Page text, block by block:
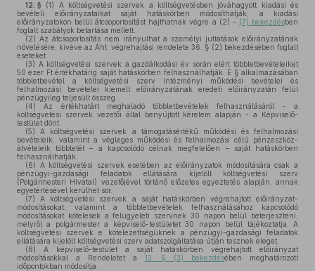
12. § (1)
A költségvetési szervek a költségvetésben jóváhagyott kiadási és
bevételi előirányzataikat saját hatáskörben módosíthatják, a kiadási
előirányzatokon belül átcsoportosítást hajthatnak végre a (2) – (7) bekezdésben
foglalt szabályok betartása mellett.
(2) Az átcsoportosítás nem irányulhat a személyi juttatások előirányzatának
növelésére, kivéve az Áht. végrehajtási rendelete 36. § (2) bekezdésében foglalt
eseteket.
(3) A költségvetési szervek a gazdálkodási év során elért többletbevételeiket
50 ezer Ft értékhatárig saját hatáskörben felhasználhatják. E § alkalmazásában
többletbevétel a költségvetési szerv intézményi működési bevételei és
felhalmozási bevételei kiemelt előirányzatának eredeti előirányzatán felül
pénzügyileg teljesült összeg.
(4) Az értékhatárt meghaladó többletbevételek felhasználásáról - a
költségvetési szervek vezetői által benyújtott kérelem alapján - a Képviselő-
testület dönt.
(5) A költségvetési szervek a támogatásértékű működési és felhalmozási
bevételeik, valamint a végleges működési és felhalmozási célú pénzeszköz-
átvételeik többletét – a kapcsolódó célnak megfelelően – saját hatáskörben
felhasználhatják.
(6) A költségvetési szervek esetében az előirányzatok módosítására csak a
pénzügyi-gazdasági feladatok ellátására kijelölt költségvetési szerv
(Polgármesteri Hivatal) vezetőjével történő előzetes egyeztetés alapján, annak
egyetértésével kerülhet sor.
(7) A költségvetési szervek a saját hatáskörben végrehajtott előirányzat-
módosításokat, valamint a többletbevételek felhasználásához kapcsolódó
módosításokat kötelesek a felügyeleti szervnek 30 napon belül beterjeszteni,
melyről a polgármester a képviselő-testületet 30 napon belül tájékoztatja. A
költségvetési szervek e kötelezettségüknek a pénzügyi-gazdasági feladatok
ellátására kijelölt költségvetési szerv adatszolgáltatása útján tesznek eleget.
(8) A képviselő-testület a saját hatáskörben végrehajtott előirányzat
módosításokkal a Rendeletet a 13. § (3) bekezdésében meghatározott
időpontokban módosítja.